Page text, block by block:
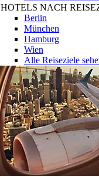
HOTELS NACH
Berlin
München
Hamburg
Wien
Alle Reiseziele